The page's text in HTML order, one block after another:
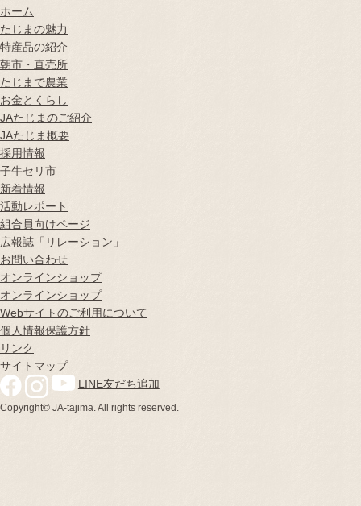
ホーム
たじまの魅力
特産品の紹介
朝市・直売所
たじまで農業
お金とくらし
JAたじまのご紹介
JAたじま概要
採用情報
子牛セリ市
新着情報
活動レポート
組合員向けページ
広報誌 「リレーション」
お問い合わせ
オンラインショップ
オンラインショップ
Webサイトのご利用について
個人情報保護方針
リンク
サイトマップ
LINE友だち追加
Copyright© JA-tajima. All rights reserved.